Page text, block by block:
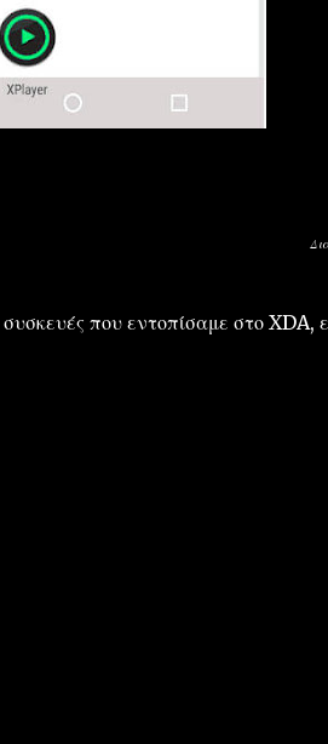
που εντοπίσαμε στο XDA,